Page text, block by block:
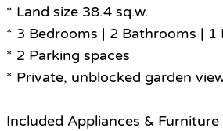
* Land size 38.4 sq.w.
* 3 Bedrooms | 2 Bathrooms | 1
* 2 Parking spaces
* Private, unblocked garden
Included Appliances & Furniture